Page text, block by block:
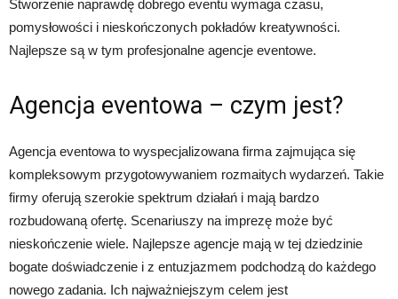
Stworzenie naprawdę dobrego eventu wymaga czasu,
pomysłowości i nieskończonych pokładów kreatywności.
Najlepsze są w tym profesjonalne agencje eventowe.
Agencja eventowa – czym jest?
Agencja eventowa to wyspecjalizowana firma zajmująca się
kompleksowym przygotowywaniem rozmaitych wydarzeń. Takie
firmy oferują szerokie spektrum działań i mają bardzo
rozbudowaną ofertę. Scenariuszy na imprezę może być
nieskończenie wiele. Najlepsze agencje mają w tej dziedzinie
bogate doświadczenie i z entuzjazmem podchodzą do każdego
nowego zadania. Ich najważniejszym celem jest